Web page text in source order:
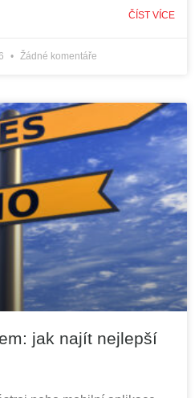
ČÍST VÍCE
Žádné komentáře
jak najít nejlepší